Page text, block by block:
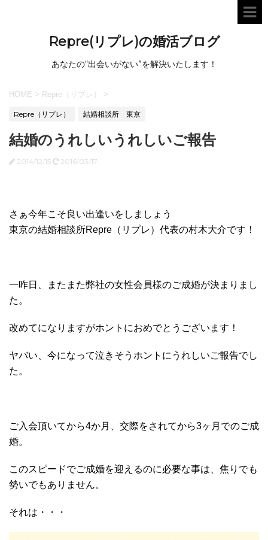
Repre(リプレ)の婚活ブログ
あなたの“出会いがない”を解決いたします！
HOME > Repre（リプレ） >
Repre（リプレ） 結婚相談所 東京
結婚のうれしいうれしいご報告
2014/12/15 2016/03/17
さぁ今年こそ良い出逢いをしましょう
東京の結婚相談所Repre（リプレ）代表の村木大介です！
一昨日、またまた弊社の女性会員様のご成婚が決まりまし
た。
改めてになりますがホントにおめでとうございます！
ヤバい、今になって泣きそうホントにうれしいご報告でし
た。
ご入会頂いてから4か月、交際をされてから3ヶ月でのご成
婚。
このスピードでご成婚を迎えるのに必要な事は、焦りでも
勢いでもありません。
それは・・・